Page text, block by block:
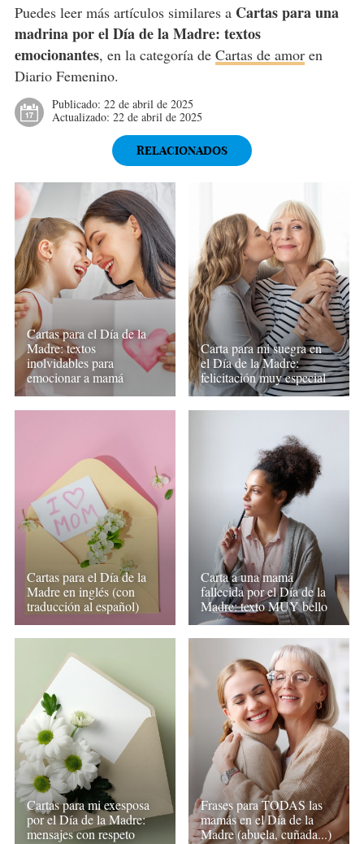
Puedes leer más artículos similares a Cartas para una
madrina por el Día de la Madre: textos
emocionantes, en la categoría de Cartas de amoren
Diario Femenino.
Publicado: 22 de abril de 2025
Actualizado: 22 de abril de 2025
RELACIONADOS
Cartas para el Día de la
Madre: textos
inolvidables para
emocionar a mamá
Carta para mi suegra en
el Día de la Madre:
felicitación muy especial
Cartas para el Día de la
Madre en inglés (con
traducción al español)
Carta a una mamá
fallecida por el Día de la
Madre: texto MUY bello
Cartas para mi exesposa
por el Día de la Madre:
mensajes con respeto
Frases para TODAS las
mamás en el Día de la
Madre (abuela, cuñada...)